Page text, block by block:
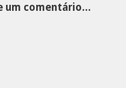
um comentário...